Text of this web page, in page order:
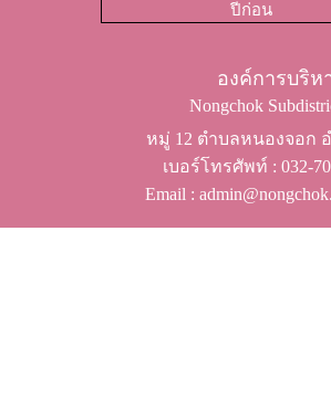
ปีก่อน
องค์การบริ
Nongchok
หมู่ 12 ตำบลหนองจอก
เบอร์โทรศัพท์ ​: 032-
Email :